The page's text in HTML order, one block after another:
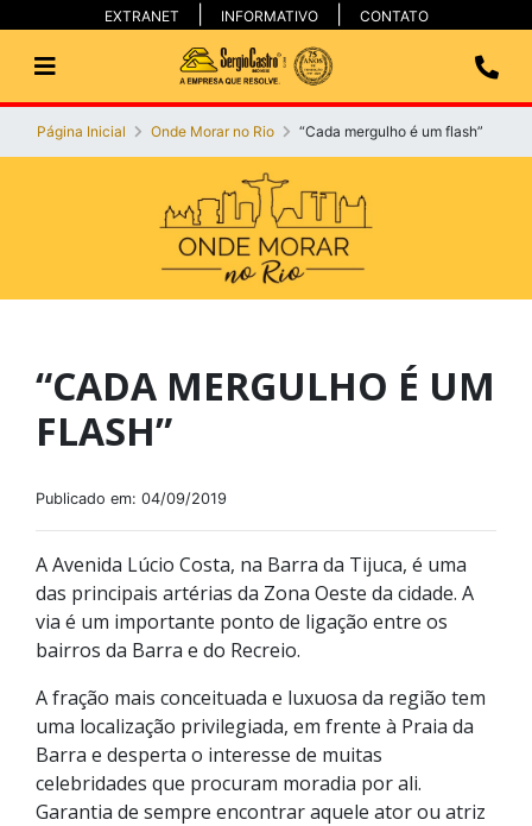
EXTRANET INFORMATIVO CONTATO
Página Inicial Onde Morar no Rio “Cada mergulho é um flash”
“CADA MERGULHO É UM
FLASH”
Publicado em: 04/09/2019
A Avenida Lúcio Costa, na Barra da Tijuca, é uma
das principais artérias da Zona Oeste da cidade. A
via é um importante ponto de ligação entre os
bairros da Barra e do Recreio.
A fração mais conceituada e luxuosa da região tem
uma localização privilegiada, em frente à Praia da
Barra e desperta o interesse de muitas
celebridades que procuram moradia por ali.
Garantia de sempre encontrar aquele ator ou atriz